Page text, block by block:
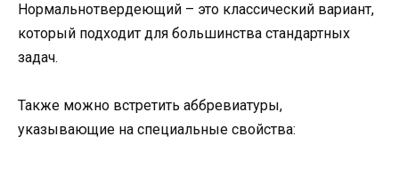
Нормальнотвердеющий – это классический вариант,
который подходит для большинства стандартных
задач.
Также можно встретить аббревиатуры,
указывающие на специальные свойства: